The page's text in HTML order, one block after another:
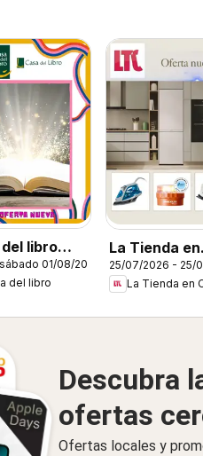
libro
01/08/2026
del libro
La Tienda en
Casa Folleto
25/07/2026 - 25/
La Tienda en
Descubra
ofertas
Ofertas locales y